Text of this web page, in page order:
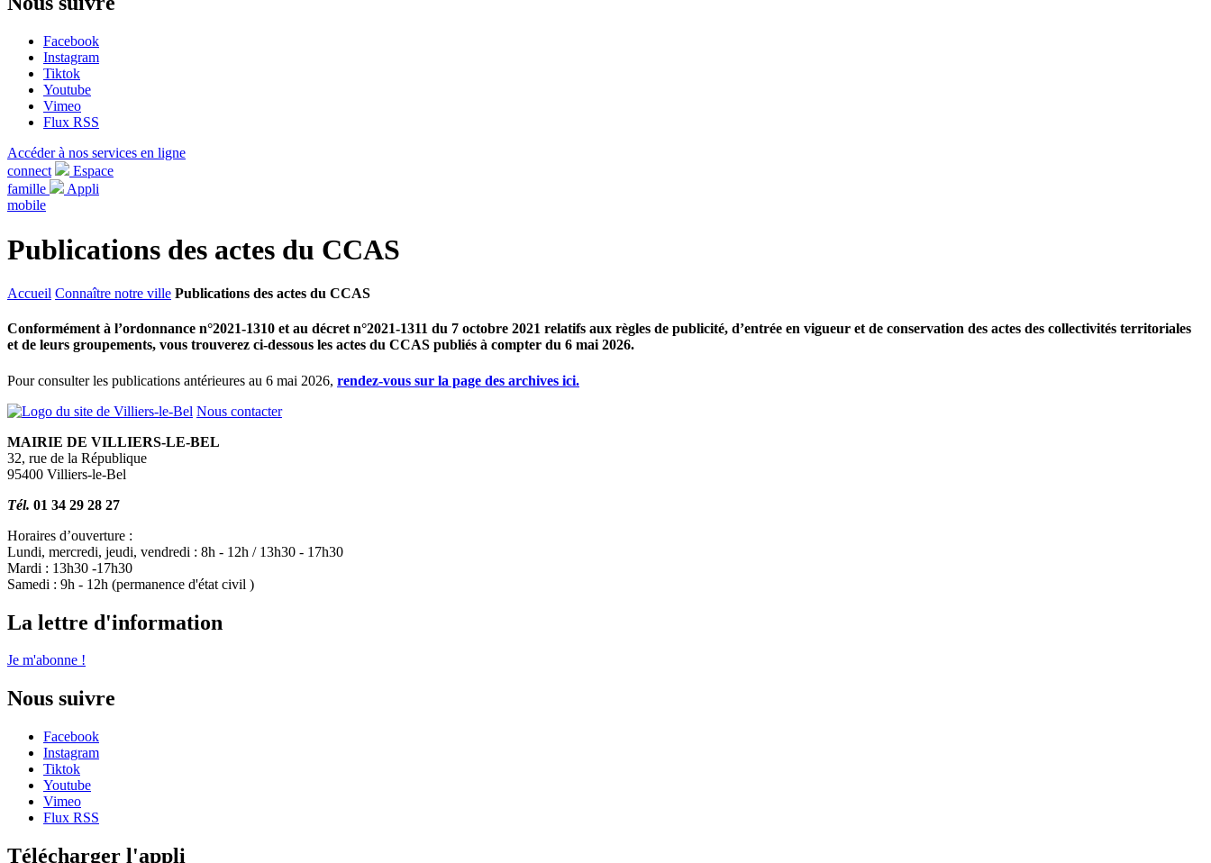
Facebook
Instagram
Tiktok
Youtube
Vimeo
Flux RSS
Accéder à nos services en ligne
connect
Espace
famille
Appli
mobile
Publications des actes du CCAS
Accueil Connaître notre ville Publications des actes du CCAS
Conformément à l’ordonnance n°2021-1310 et au décret n°2021-1311 du 7 octobre 2021 relatifs aux règles de publicité, d’entrée en vigueur et de conservation des actes des collectivités territoriales
et de leurs groupements, vous trouverez ci-dessous les actes du CCAS publiés à compter du 6 mai 2026.
Pour consulter les publications antérieures au 6 mai 2026, rendez-vous sur la page des archives ici.
Nous contacter
MAIRIE DE VILLIERS-LE-BEL
32, rue de la République
95400 Villiers-le-Bel
Tél. 01 34 29 28 27
Horaires d’ouverture :
Lundi, mercredi, jeudi, vendredi : 8h - 12h / 13h30 - 17h30
Mardi : 13h30 -17h30
Samedi : 9h - 12h (permanence d'état civil )
La lettre d'information
Je m'abonne !
Nous suivre
Facebook
Instagram
Tiktok
Youtube
Vimeo
Flux RSS
Télécharger l'appli